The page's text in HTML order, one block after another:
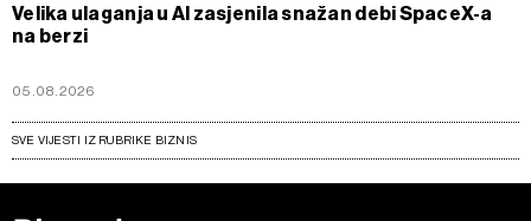
Velika ulaganja u AI zasjenila snažan debi SpaceX-a
na berzi
05.08.2026
SVE VIJESTI IZ RUBRIKE BIZNIS